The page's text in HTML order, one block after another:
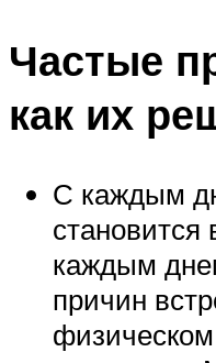
Частые
как их
С каждым
становится
каждым
причин